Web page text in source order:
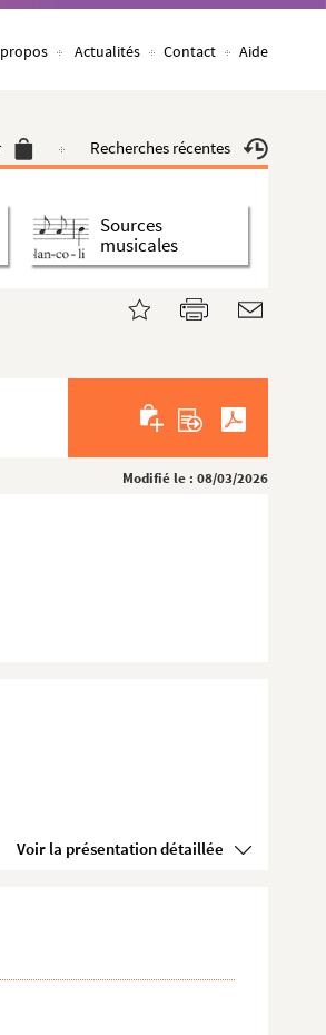
Actualités Contact Aide
Recherches récentes
Sources
musicales
Modifié le : 08/03/2026
Voir la présentation détaillée